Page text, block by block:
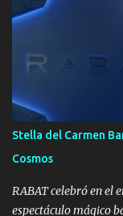
i
o
s
Stella del Carmen
Cosmos
RABAT celebró en el
espectáculo mágico